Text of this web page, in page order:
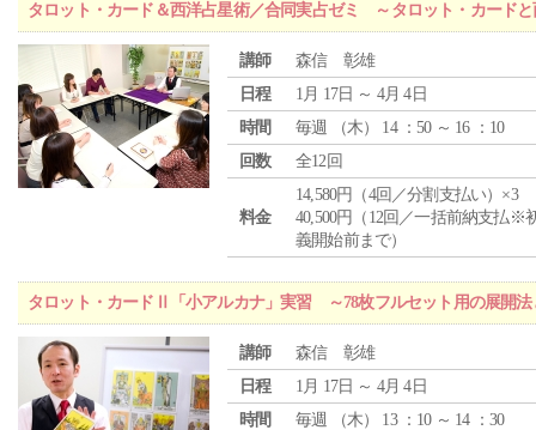
タロット・カード＆西洋占星術／合同実占ゼミ ～タロット・カード
講師
森信 彰雄
日程
1月 17日 ～ 4月 4日
時間
毎週 （木） 14 ：50 ～ 16 ：10
回数
全12回
料金
14,580円（4回／分割支払い）×3
40,500円（12回／一括前納支払※
義開始前まで）
タロット・カードⅡ「小アルカナ」実習 ～78枚フルセット用の展開法
講師
森信 彰雄
日程
1月 17日 ～ 4月 4日
時間
毎週 （木） 13 ：10 ～ 14 ：30